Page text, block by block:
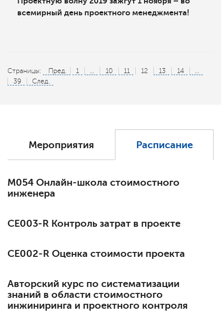
всемирный день проектного менеджмента!
Страницы: Пред. 1 ... 10 11 12 13 14
...
39
След.
Мероприятия Расписание
М054 Онлайн-школа стоимостного
инженера
СЕ003-R Контроль затрат в проекте
СЕ002-R Оценка стоимости проекта
Авторский курс по систематизации
знаний в области стоимостного
инжиниринга и проектного контроля